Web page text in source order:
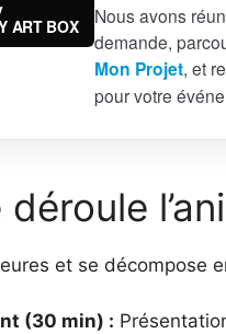
ART BOX
Nous avons
demande,
Mon Projet, et
pour votre
et se décompose
(30 min) :